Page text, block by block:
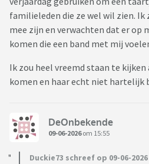
familieleden die ze wel wil zien.
mee zijn en verwachten dat er op
komen die een band met mij
Ik zou heel vreemd staan te
komen en haar echt niet hartelijk
DeOnbekende
09-06-2026om 15:55
Duckie73 schreef op 09-06-2026